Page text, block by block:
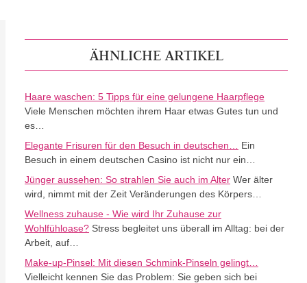
ÄHNLICHE ARTIKEL
Haare waschen: 5 Tipps für eine gelungene Haarpflege
Viele Menschen möchten ihrem Haar etwas Gutes tun und
es…
Elegante Frisuren für den Besuch in deutschen…
Ein
Besuch in einem deutschen Casino ist nicht nur ein…
Jünger aussehen: So strahlen Sie auch im Alter Wer älter
wird, nimmt mit der Zeit Veränderungen des Körpers…
Wellness zuhause - Wie wird Ihr Zuhause zur
Wohlfühloase? Stress begleitet uns überall im Alltag: bei der
Arbeit, auf…
Make-up-Pinsel: Mit diesen Schmink-Pinseln gelingt…
Vielleicht kennen Sie das Problem: Sie geben sich bei